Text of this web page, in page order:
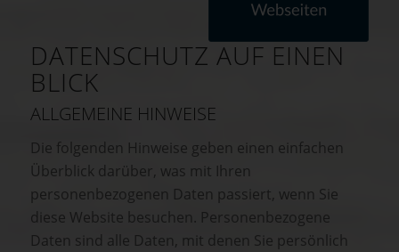
DATENSCHUTZ AUF EINEN
BLICK
ALLGEMEINE HINWEISE
Die folgenden Hinweise geben einen einfachen
Überblick darüber, was mit Ihren
personenbezogenen Daten passiert, wenn Sie
diese Website besuchen. Personenbezogene
Daten sind alle Daten, mit denen Sie persönlich